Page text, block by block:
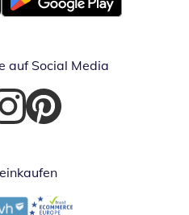
Öffnet in neuem Fenster
auf Social Media
neuem Fenster
in neuem Fenster
Öffnet in neuem Fenster